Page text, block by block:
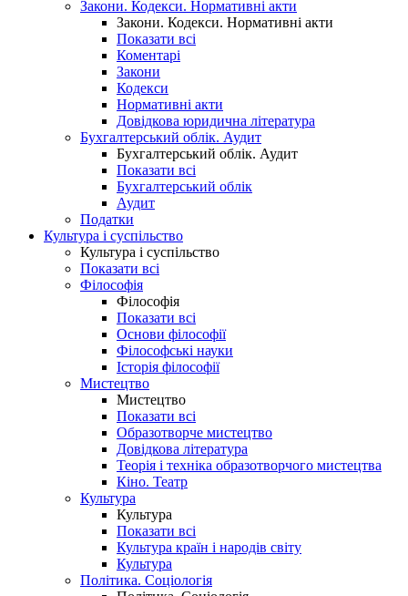
Закони. Кодекси. Нормативні акти
Закони. Кодекси. Нормативні акти
Показати всі
Коментарі
Закони
Кодекси
Нормативні акти
Довідкова юридична література
Бухгалтерський облік. Аудит
Бухгалтерський облік. Аудит
Показати всі
Бухгалтерський облік
Аудит
Податки
Культура і суспільство
Культура і суспільство
Показати всі
Філософія
Філософія
Показати всі
Основи філософії
Філософські науки
Історія філософії
Мистецтво
Мистецтво
Показати всі
Образотворче мистецтво
Довідкова література
Теорія і техніка образотворчого мистецтва
Кіно. Театр
Культура
Культура
Показати всі
Культура країн і народів світу
Культура
Політика. Соціологія